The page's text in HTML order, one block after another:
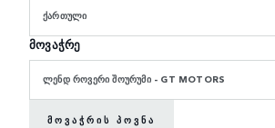
ᲥᲐᲠᲗᲣᲚᲘ
მოვაჭრე
ᲚᲔᲜᲓ ᲠᲝᲕᲔᲠᲘ ᲨᲝᲣᲠᲣᲛᲘ - GT MOTORS
ᲛᲝᲕᲐᲭᲠᲘᲡ ᲞᲝᲕᲜᲐ